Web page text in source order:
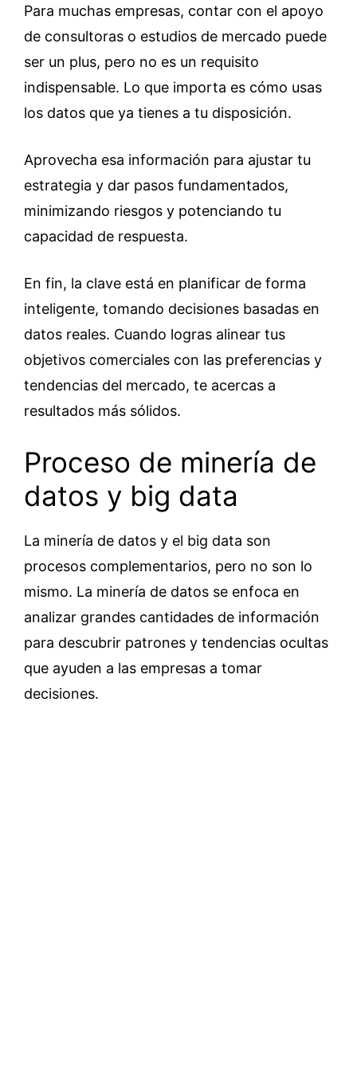
Para muchas empresas, contar con el apoyo
de consultoras o estudios de mercado puede
ser un plus, pero no es un requisito
indispensable. Lo que importa es cómo usas
los datos que ya tienes a tu disposición.
Aprovecha esa información para ajustar tu
estrategia y dar pasos fundamentados,
minimizando riesgos y potenciando tu
capacidad de respuesta.
En fin, la clave está en planificar de forma
inteligente, tomando decisiones basadas en
datos reales. Cuando logras alinear tus
objetivos comerciales con las preferencias y
tendencias del mercado, te acercas a
resultados más sólidos.
Proceso de minería de
datos y big data
La minería de datos y el big data son
procesos complementarios, pero no son lo
mismo. La minería de datos se enfoca en
analizar grandes cantidades de información
para descubrir patrones y tendencias ocultas
que ayuden a las empresas a tomar
decisiones.